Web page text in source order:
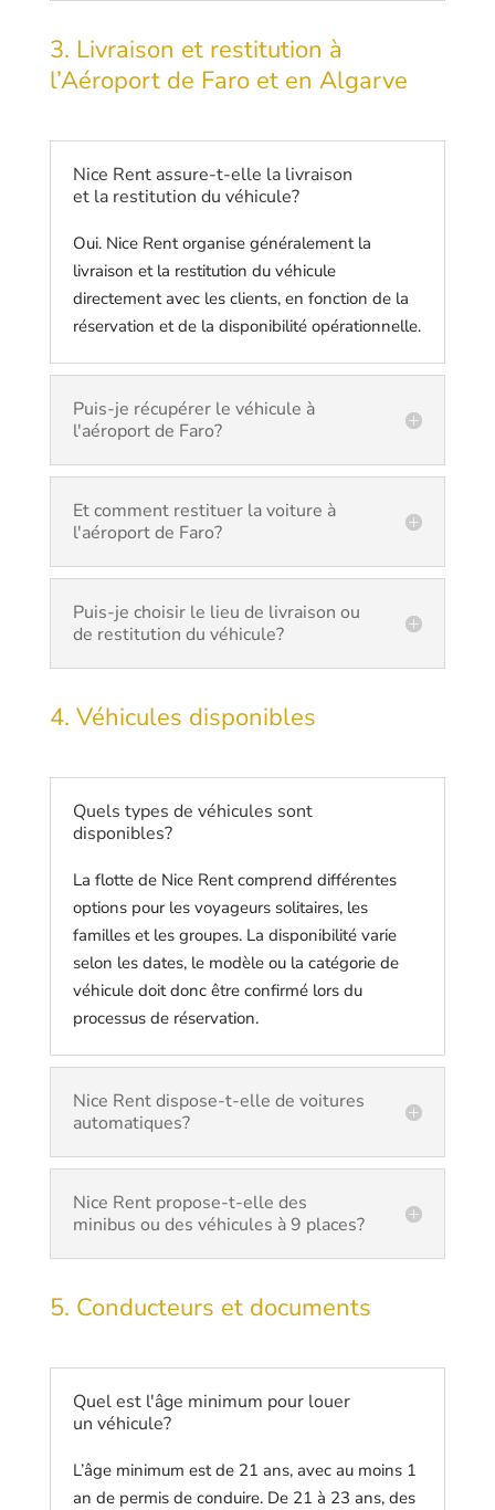
3. Livraison et restitution à
l’Aéroport de Faro et en Algarve
Nice Rent assure-t-elle la livraison
et la restitution du véhicule?
Oui. Nice Rent organise généralement la
livraison et la restitution du véhicule
directement avec les clients, en fonction de la
réservation et de la disponibilité opérationnelle.
Puis-je récupérer le véhicule à
l'aéroport de Faro?
Et comment restituer la voiture à
l'aéroport de Faro?
Puis-je choisir le lieu de livraison ou
de restitution du véhicule?
4. Véhicules disponibles
Quels types de véhicules sont
disponibles?
La flotte de Nice Rent comprend différentes
options pour les voyageurs solitaires, les
familles et les groupes. La disponibilité varie
selon les dates, le modèle ou la catégorie de
véhicule doit donc être confirmé lors du
processus de réservation.
Nice Rent dispose-t-elle de voitures
automatiques?
Nice Rent propose-t-elle des
minibus ou des véhicules à 9 places?
5. Conducteurs et documents
Quel est l'âge minimum pour louer
un véhicule?
L’âge minimum est de 21 ans, avec au moins 1
an de permis de conduire. De 21 à 23 ans, des